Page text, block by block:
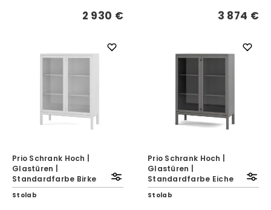
2 930 € 3 874 €
Prio Schrank Hoch |
Glastüren |
Standardfarbe Birke
Stolab
Prio Schrank Hoch |
Glastüren |
Standardfarbe Eiche
Stolab